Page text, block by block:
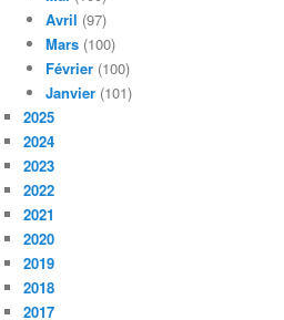
Avril (97)
Mars (100)
Février (100)
Janvier (101)
2025
2024
2023
2022
2021
2020
2019
2018
2017